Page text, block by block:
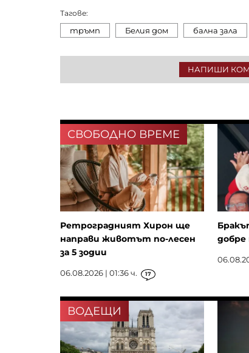
Тагове:
тръмп Белия дом бална зала
НАПИШИ
СВОБОДНО ВРЕМЕ
Ретроградният Хирон ще
направи животът по-лесен
за 5 зодии
06.08.2026 | 01:36 ч. 17
ВОДЕЩИ